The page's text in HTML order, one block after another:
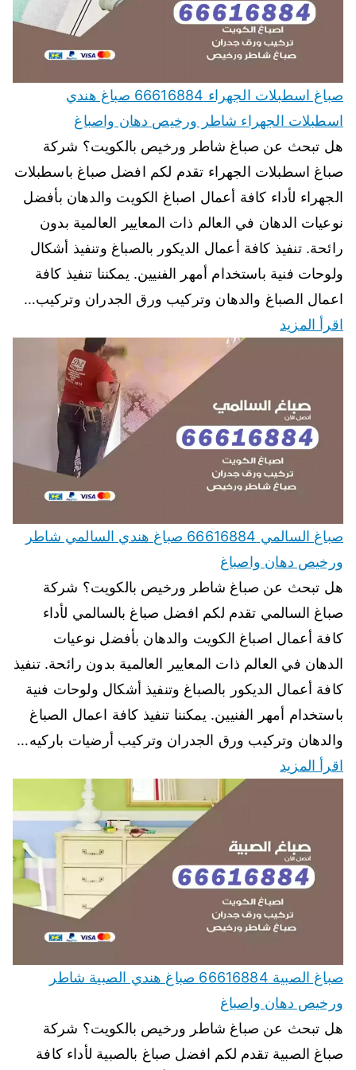
صباغ اسطبلات الجهراء 66616884 صباغ هندي
اسطبلات الجهراء شاطر ورخيص دهان واصباغ
هل تبحث عن صباغ شاطر ورخيص بالكويت؟ شركة
صباغ اسطبلات الجهراء تقدم لكم افضل صباغ باسطبلات
الجهراء لأداء كافة أعمال اصباغ الكويت والدهان بأفضل
نوعيات الدهان في العالم ذات المعايير العالمية بدون
رائحة. تنفيذ كافة أعمال الديكور بالصباغ وتنفيذ أشكال
ولوحات فنية باستخدام أمهر الفنيين. يمكننا تنفيذ كافة
اعمال الصباغ والدهان وتركيب ورق الجدران وتركيب…
اقرأ المزيد
صباغ السالمي 66616884 صباغ هندي السالمي شاطر
ورخيص دهان واصباغ
هل تبحث عن صباغ شاطر ورخيص بالكويت؟ شركة
صباغ السالمي تقدم لكم افضل صباغ بالسالمي لأداء
كافة أعمال اصباغ الكويت والدهان بأفضل نوعيات
الدهان في العالم ذات المعايير العالمية بدون رائحة. تنفيذ
كافة أعمال الديكور بالصباغ وتنفيذ أشكال ولوحات فنية
باستخدام أمهر الفنيين. يمكننا تنفيذ كافة اعمال الصباغ
والدهان وتركيب ورق الجدران وتركيب أرضيات باركيه…
اقرأ المزيد
صباغ الصبية 66616884 صباغ هندي الصبية شاطر
ورخيص دهان واصباغ
هل تبحث عن صباغ شاطر ورخيص بالكويت؟ شركة
صباغ الصبية تقدم لكم افضل صباغ بالصبية لأداء كافة